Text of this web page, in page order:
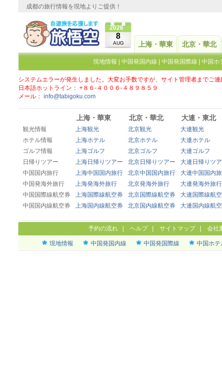
成都の旅行情報を現地よりご提供！
2026
8
AUG 上海・華東 北京・華北
現地情報 中国発国内線 中国発国際線 中国ホ
システムエラーが発生しました。大変お手数ですが、サイト管理者までご
日本語ホットライン： +８６-４００６-４８９８５９
メール： info@tabigoku.com
上海・華東 北京・華北 大連・東北
観光情報 上海観光 北京観光
大連観光
ホテル情報
上海ホテル 北京ホテル
大連ホテル
ゴルフ情報
上海ゴルフ 北京ゴルフ
大連ゴルフ
日帰りツアー
上海日帰りツアー 北京日帰りツアー
大連日帰りツ
中国国内旅行
上海中国国内旅行 北京中国国内旅行
大連中国国内
中国発海外旅行
上海発海外旅行 北京発海外旅行
大連発海外旅行
中国国際線航空券
上海国際線航空券 北京国際線航空券
大連国際線航
中国国内線航空券
上海国内線航空券 北京国内線航空券 大連国内線航
予約の流れ ヘルプ| サイトマップ| 会社
現地情報 中国発国内線 中国発国際線 中国ホテ